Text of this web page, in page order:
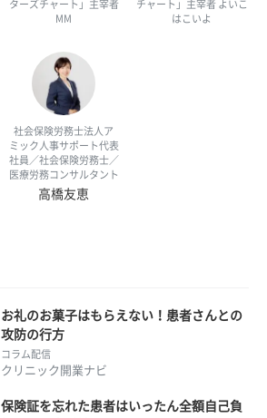
ターズチャート」主宰者
MM
チャート」主宰者 よいこ
はこいよ
社会保険労務士法人ア
ミック人事サポート代表
社員／社会保険労務士／
医療労務コンサルタント
高橋友恵
お礼のお菓子はもらえない！患者さんとの
攻防の行方
コラム配信
クリニック開業ナビ
保険証を忘れた患者はいったん全額自己負